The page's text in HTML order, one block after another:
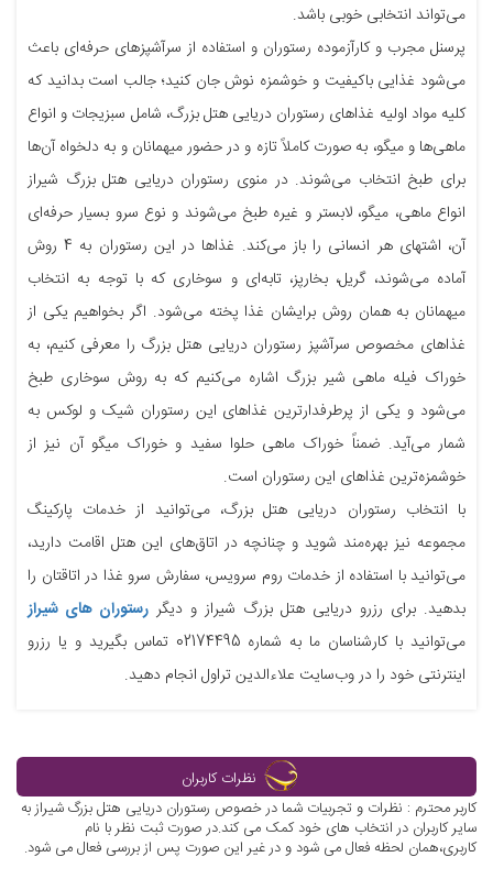
می‌تواند انتخابی خوبی باشد.
پرسنل مجرب و کارآزموده رستوران و استفاده از سرآشپزهای حرفه‌ای باعث
می‌شود غذایی باکیفیت و خوشمزه نوش جان کنید؛ جالب است بدانید که
کلیه مواد اولیه غذاهای رستوران دریایی هتل بزرگ، شامل سبزیجات و انواع
ماهی‌ها و میگو، به صورت کاملاً تازه و در حضور میهمانان و به دلخواه آن‌ها
برای طبخ انتخاب می‌شوند. در منوی رستوران دریایی هتل بزرگ شیراز
انواع ماهی، میگو، لابستر و غیره طبخ می‌شوند و نوع سرو بسیار حرفه‌ای
آن، اشتهای هر انسانی را باز می‌کند. غذاها در این رستوران به 4 روش
آماده می‌شوند، گریل، بخارپز، تابه‌ای و سوخاری که با توجه به انتخاب
میهمانان به همان روش برایشان غذا پخته می‌شود. اگر بخواهیم یکی از
غذاهای مخصوص سرآشپز رستوران دریایی هتل بزرگ را معرفی کنیم، به
خوراک فیله ماهی شیر بزرگ اشاره می‌کنیم که به روش سوخاری طبخ
می‌شود و یکی از پرطرفدارترین غذاهای این رستوران شیک و لوکس به
شمار می‌آید. ضمناً خوراک ماهی حلوا سفید و خوراک میگو آن نیز از
خوشمزه‌ترین غذاهای این رستوران است.
با انتخاب رستوران دریایی هتل بزرگ، می‌توانید از خدمات پارکینگ
مجموعه نیز بهره‌مند شوید و چنانچه در اتاق‌های این هتل اقامت دارید،
می‌توانید با استفاده از خدمات روم سرویس، سفارش سرو غذا در اتاقتان را
بدهید. برای رزرو دریایی هتل بزرگ شیراز و دیگر رستوران های شیراز
می‌توانید با کارشناسان ما به شماره 02174495 تماس بگیرید و یا رزرو
اینترنتی خود را در وب‌سایت علاءالدین تراول انجام دهید.
نظرات کاربران
کاربر محترم : نظرات و تجربیات شما در خصوص رستوران دریایی هتل بزرگ شیراز به
سایر کاربران در انتخاب های خود کمک می کند.در صورت ثبت نظر با نام
کاربری،همان لحظه فعال می شود و در غیر این صورت پس از بررسی فعال می شود.